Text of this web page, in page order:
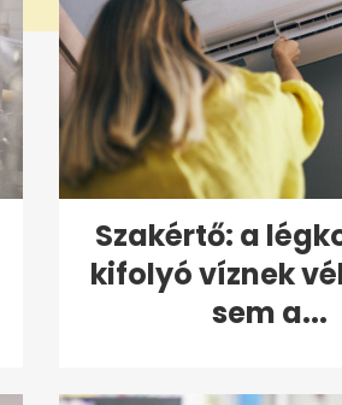
Szakértő: a
kifolyó víznek
sem a...